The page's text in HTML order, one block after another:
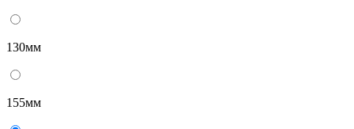
130мм
155мм